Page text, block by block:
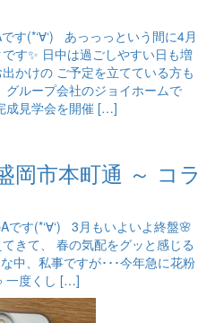
す(*‘∀‘) あっっっという間に4月
す✨ 日中は過ごしやすい日も増
かけの ご予定を立てている方も
ループ会社のジョイホームで
成見学会を開催 […]
岡市本町通 ～ コラ
です(*‘∀‘) 3月もいよいよ終盤🌸
きて、 春の気配をグッと感じる
中、私事ですが･･･今年急に花粉
一度くし […]